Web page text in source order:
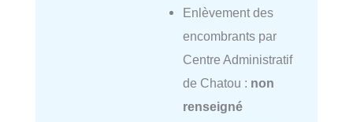
Enlèvement des
encombrants par
Centre Administratif
de Chatou : non
renseigné